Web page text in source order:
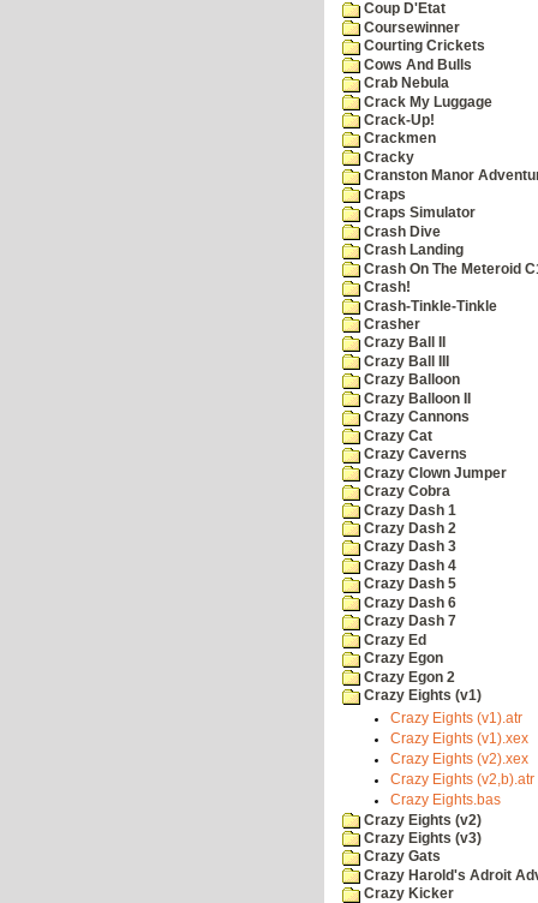
Coup D'Etat
Coursewinner
Courting Crickets
Cows And Bulls
Crab Nebula
Crack My Luggage
Crack-Up!
Crackmen
Cracky
Cranston Manor
Craps
Craps Simulator
Crash Dive
Crash Landing
Crash On The Meteroid
Crash!
Crash-Tinkle-Tinkle
Crasher
Crazy Ball II
Crazy Ball III
Crazy Balloon
Crazy Balloon II
Crazy Cannons
Crazy Cat
Crazy Caverns
Crazy Clown Jumper
Crazy Cobra
Crazy Dash 1
Crazy Dash 2
Crazy Dash 3
Crazy Dash 4
Crazy Dash 5
Crazy Dash 6
Crazy Dash 7
Crazy Ed
Crazy Egon
Crazy Egon 2
Crazy Eights (v1)
Crazy Eights (v1).atr
Crazy Eights (v1).xex
Crazy Eights (v2).xex
Crazy Eights (v2,b).atr
Crazy Eights.bas
Crazy Eights (v2)
Crazy Eights (v3)
Crazy Gats
Crazy Harold's Adroit
Crazy Kicker